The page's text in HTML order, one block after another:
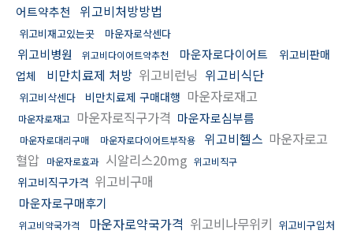
어트약추천
위고비처방방법
위고비재고있는곳 마운자로삭센다
위고비병원 위고비다이어트약추천 마운자로다이어트
위고비판매
업체
비만치료제 처방 위고비런닝 위고비식단
위고비삭센다 비만치료제 구매대행 마운자로재고
마운자로재고 마운자로직구가격 마운자로심부름
마운자로대리구매 마운자로다이어트부작용 위고비헬스 마운자로고
혈압 마운자로효과 시알리스20mg 위고비직구
위고비직구가격 위고비구매
마운자로구매후기
위고비약국가격 마운자로약국가격 위고비나무위키 위고비구입처